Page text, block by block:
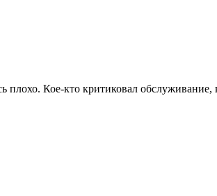
Кое-кто критиковал обслуживание,